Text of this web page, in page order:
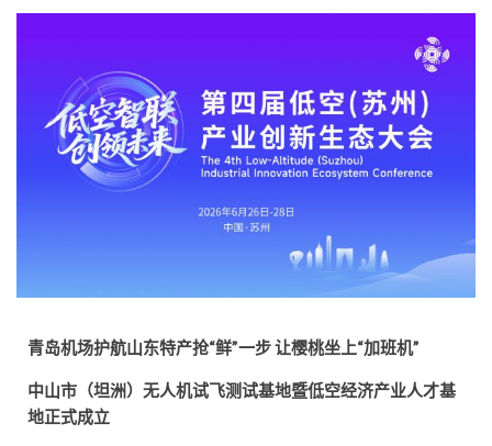
青岛机场护航山东特产抢“鲜”一步 让樱桃坐上“加班机”
中山市（坦洲）无人机试飞测试基地暨低空经济产业人才基
地正式成立